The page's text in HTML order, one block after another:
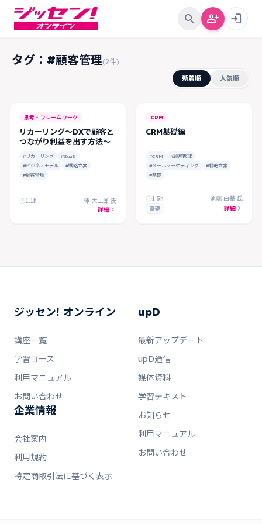
search person_add login
タグ：#顧客管理(2件)
新着順 人気順
思考・フレームワーク
リカーリング～DXで顧客と
つながり利益を出す方法～
#リカーリング
#SaaS
#ビジネスモデル
#戦略立案
#顧客管理
1.1h
伴 大二郎 氏
詳細
CRM
CRM基礎編
#CRM
#顧客管理
#メールマーケティング
#戦略立案
#基礎
1.5h 池端 由基 氏
基礎 詳細
ジッセン! オンライン
講座一覧
学習コース
利用マニュアル
お問い合わせ
企業情報
会社案内
利用規約
特定商取引法に基づく表示
upD
最新アップデート
upD通信
媒体資料
学習テキスト
お知らせ
利用マニュアル
お問い合わせ